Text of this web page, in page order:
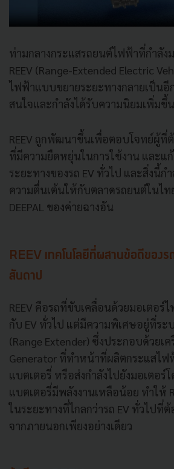
ท่ามกลางกระแสรถยนต์ไฟฟ้าที่กำลัง
REEV (Range-Extended Electric
ไฟฟ้าแบบขยายระยะทางกลายเป็นอี
สนใจและกำลังได้รับความนิยมเพิ่มขึ้น
REEV ถูกพัฒนาขึ้นเพื่อตอบโจทย์ผู้ที่
ที่มีความยืดหยุ่นในการใช้งาน และแ
ระยะทางของรถ EV ทั่วไป และสิ่งนี้กำ
ความตื่นเต้นให้กับตลาดรถยนต์ในไ
DEEPAL ของค่ายฉางอัน
REEV เทคโนโลยีที่ผสานข้อดีของ
สันดาป
REEV คือรถที่ขับเคลื่อนด้วยมอเตอร์
กับ EV ทั่วไป แต่มีความพิเศษอยู่ที่ระ
(Range Extender) ซึ่งประกอบด้วยเ
Generator ที่ทำหน้าที่ผลิตกระแสไฟ
แบตเตอรี่ หรือส่งกำลังไปยังมอเตอร์
แบตเตอรี่มีพลังงานเหลือน้อย ทำให้
ในระยะทางที่ไกลกว่ารถ EV ทั่วไปที่
จากภายนอกเพียงอย่างเดียว